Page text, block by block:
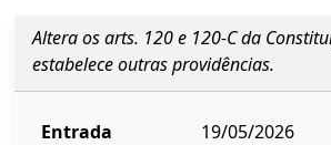
Altera os arts. 120 e 120-C da
estabelece outras providências.
Entrada
19/05/2026